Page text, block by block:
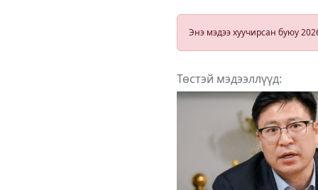
заалдах
шийдвэр
Энэ мэдээ хуучирсан буюу
Төстэй мэдээллүүд: